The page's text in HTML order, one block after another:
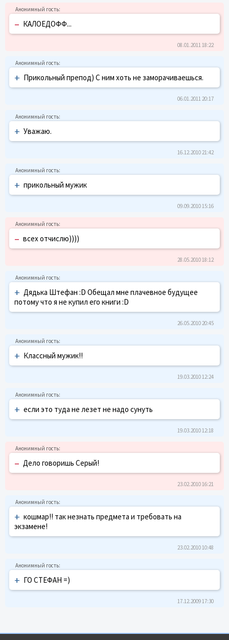
– КАЛОЕДОФФ...
08.01.2011 18:22
+ Прикольный препод) С ним хоть не заморачиваешься.
06.01.2011 20:17
+ Уважаю.
16.12.2010 21:42
+ прикольный мужик
09.09.2010 15:16
– всех отчислю))))
28.05.2010 18:12
+ Дядька Штефан :D Обещал мне плачевное будущее
потому что я не купил его книги :D
26.05.2010 20:45
+ Классный мужик!!
19.03.2010 12:24
+ если это туда не лезет не надо сунуть
19.03.2010 12:18
– Дело говоришь Серый!
23.02.2010 16:21
+ кошмар!! так незнать предмета и требовать на
экзамене!
23.02.2010 10:48
+ ГО СТЕФАН =)
17.12.2009 17:30